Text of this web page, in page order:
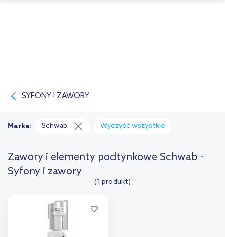
SYFONY I ZAWORY
Zawory i elementy podtynkowe Schwab -
Syfony i zawory
(1 produkt)
Marka: Schwab Wyczyść wszystkie